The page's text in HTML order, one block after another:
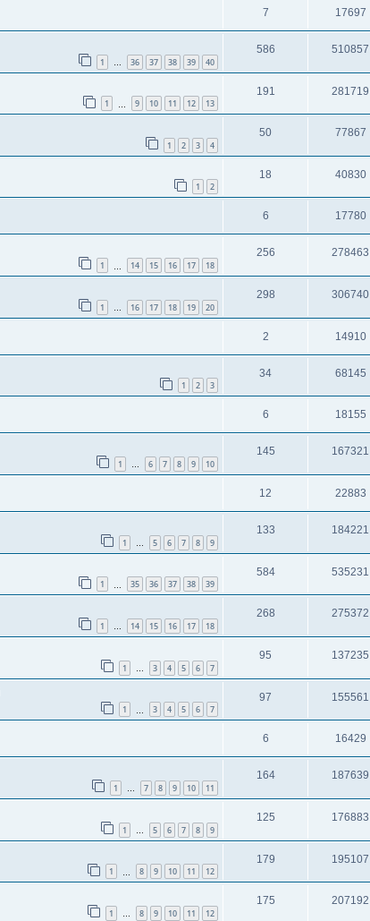
7 17697
1 … 36 37 38 39 40
586 510857
1 9 10 11 12 13
191 281719
1 2 3 4
50 77867
1 2
18 40830
6 17780
1 14 15 16 17 18
256 278463
1 … 16 17 18 19 20
298 306740
2 14910
1 2 3
34 68145
6 18155
1 … 6 7 8 9 10
145 167321
12 22883
1 … 5 6 7 8 9
133 184221
1 35 36 37 38 39
584 535231
1 … 14 15 16 17 18
268 275372
1 … 3 4 5 6 7
95 137235
1 3 4 5 6 7
97 155561
6 16429
1 … 7 8 9 10 11
164 187639
1 5 6 7 8 9
125 176883
1 8 9 10 11 12
179 195107
1 … 8 9 10 11 12
175 207192